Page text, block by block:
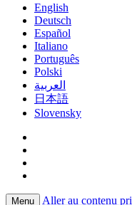
English
Deutsch
Español
Italiano
Português
Polski
العربية
日本語
Slovensky
Menu Aller au contenu